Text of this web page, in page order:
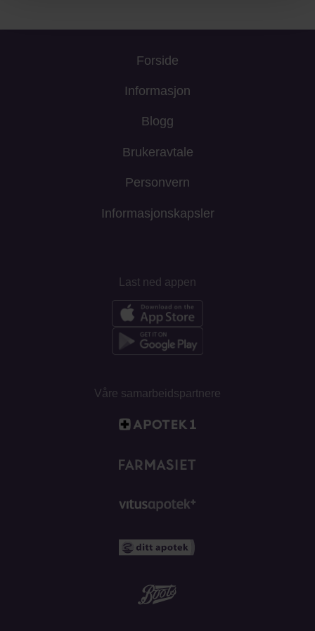
Forside
Informasjon
Blogg
Brukeravtale
Personvern
Informasjonskapsler
Last ned appen
Våre samarbeidspartnere